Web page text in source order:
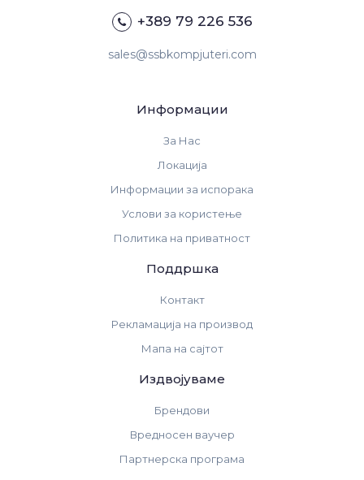
+389 79 226 536
sales@ssbkompjuteri.com
Информации
За Нас
Локација
Информации за испорака
Услови за користење
Политика на приватност
Поддршка
Контакт
Рекламација на производ
Мапа на сајтот
Издвојуваме
Брендови
Вредносен ваучер
Партнерска програма